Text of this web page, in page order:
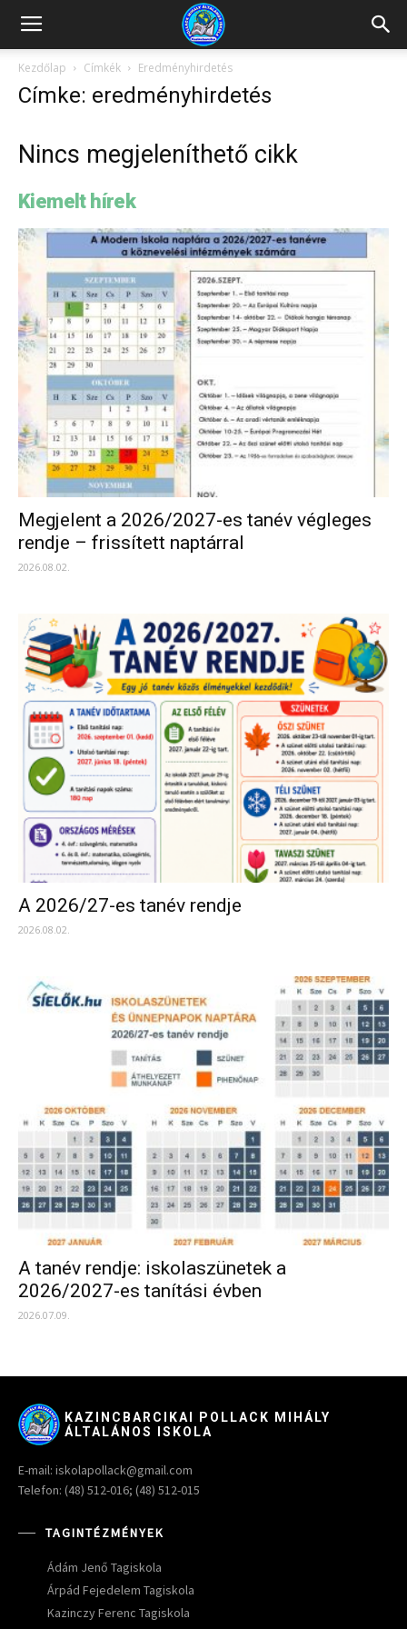
Kazincbarcikai
Pollack
Általános
Iskola
Kezdőlap Címkék Eredményhirdetés
Címke: eredményhirdetés
Nincs megjeleníthető cikk
Kiemelt hírek
Megjelent a 2026/2027-es tanév végleges
rendje – frissített naptárral
2026.08.02.
A 2026/27-es tanév rendje
2026.08.02.
A tanév rendje: iskolaszünetek a
2026/2027-es tanítási évben
2026.07.09.
KAZINCBARCIKAI POLLACK MIHÁLY
ÁLTALÁNOS ISKOLA
E-mail: iskolapollack@gmail.com
Telefon: (48) 512-016; (48) 512-015
TAGINTÉZMÉNYEK
Ádám Jenő Tagiskola
Árpád Fejedelem Tagiskola
Kazinczy Ferenc Tagiskola